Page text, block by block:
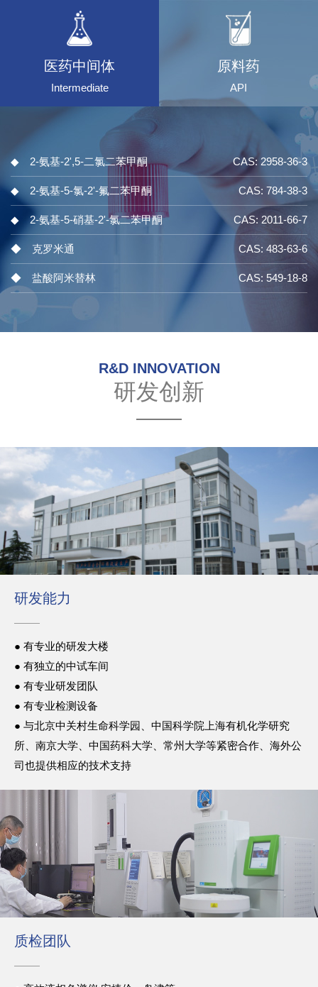
医药中间体
Intermediate
原料药
API
◆ 2-氨基-2',5-二氯二苯甲酮 CAS: 2958-36-3
◆ 2-氨基-5-氯-2'-氟二苯甲酮 CAS: 784-38-3
◆ 2-氨基-5-硝基-2'-氯二苯甲酮 CAS: 2011-66-7
◆ 克罗米通 CAS: 483-63-6
◆ 盐酸阿米替林 CAS: 549-18-8
R&D INNOVATION
研发创新
研发能力
● 有专业的研发大楼
● 有独立的中试车间
● 有专业研发团队
● 有专业检测设备
● 与北京中关村生命科学园、中国科学院上海有机化学研究
所、南京大学、中国药科大学、常州大学等紧密合作、海外公
司也提供相应的技术支持
质检团队